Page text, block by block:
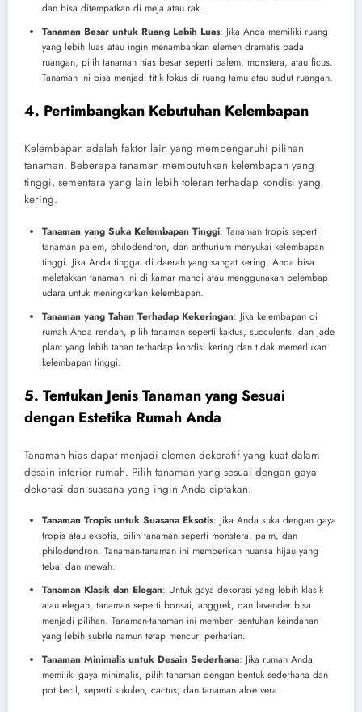
dan bisa ditempatkan di meja atau rak.
Tanaman Besar untuk Ruang Lebih Luas: Jika Anda memiliki ruang
yang lebih luas atau ingin menambahkan elemen dramatis pada
ruangan, pilih tanaman hias besar seperti palem, monstera, atau ficus.
Tanaman ini bisa menjadi titik fokus di ruang tamu atau sudut ruangan.
4. Pertimbangkan Kebutuhan Kelembapan
Kelembapan adalah faktor lain yang mempengaruhi pilihan
tanaman. Beberapa tanaman membutuhkan kelembapan yang
tinggi, sementara yang lain lebih toleran terhadap kondisi yang
kering.
Tanaman yang Suka Kelembapan Tinggi: Tanaman tropis seperti
tanaman palem, philodendron, dan anthurium menyukai kelembapan
tinggi. Jika Anda tinggal di daerah yang sangat kering, Anda bisa
meletakkan tanaman ini di kamar mandi atau menggunakan pelembap
udara untuk meningkatkan kelembapan.
Tanaman yang Tahan Terhadap Kekeringan: Jika kelembapan di
rumah Anda rendah, pilih tanaman seperti kaktus, succulents, dan jade
plant yang lebih tahan terhadap kondisi kering dan tidak memerlukan
kelembapan tinggi.
5. Tentukan Jenis Tanaman yang Sesuai
dengan Estetika Rumah Anda
Tanaman hias dapat menjadi elemen dekoratif yang kuat dalam
desain interior rumah. Pilih tanaman yang sesuai dengan gaya
dekorasi dan suasana yang ingin Anda ciptakan.
Tanaman Tropis untuk Suasana Eksotis: Jika Anda suka dengan gaya
tropis atau eksotis, pilih tanaman seperti monstera, palm, dan
philodendron. Tanaman-tanaman ini memberikan nuansa hijau yang
tebal dan mewah.
Tanaman Klasik dan Elegan: Untuk gaya dekorasi yang lebih klasik
atau elegan, tanaman seperti bonsai, anggrek, dan lavender bisa
menjadi pilihan. Tanaman-tanaman ini memberi sentuhan keindahan
yang lebih subtle namun tetap mencuri perhatian.
Tanaman Minimalis untuk Desain Sederhana: Jika rumah Anda
memiliki gaya minimalis, pilih tanaman dengan bentuk sederhana dan
pot kecil, seperti sukulen, cactus, dan tanaman aloe vera.